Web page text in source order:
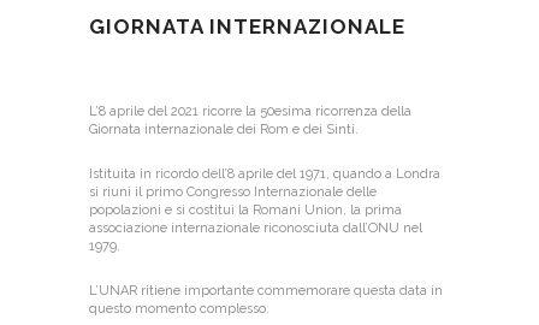
GIORNATA INTERNAZIONALE
L’8 aprile del 2021 ricorre la 50esima ricorrenza della
Giornata internazionale dei Rom e dei Sinti.
Istituita in ricordo dell’8 aprile del 1971, quando a Londra
si riunì il primo Congresso Internazionale delle
popolazioni e si costituì la Romani Union, la prima
associazione internazionale riconosciuta dall’ONU nel
1979.
L’UNAR ritiene importante commemorare questa data in
questo momento complesso.